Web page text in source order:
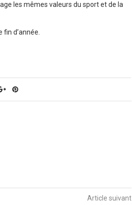
les mêmes valeurs du sport et de la
d’année.
Article suivant